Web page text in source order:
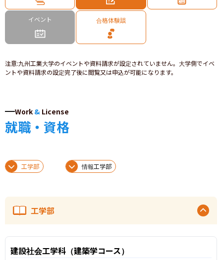
イベント 合格体験談
注意:九州工業大学のイベントや資料請求が設定されていません。大学側でイベ
ントや資料請求の設定完了後に閲覧又は申込が可能になります。
Work & License
就職・資格
工学部 情報工学部
工学部
建設社会工学科（建築学コース）